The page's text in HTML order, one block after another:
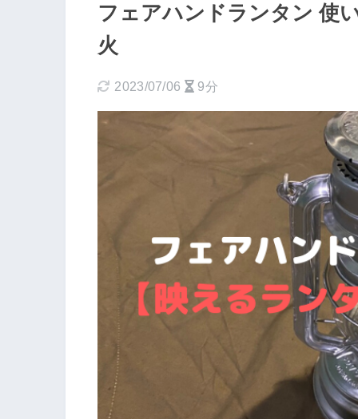
フェアハンドランタン 使
火
2023/07/06 9分